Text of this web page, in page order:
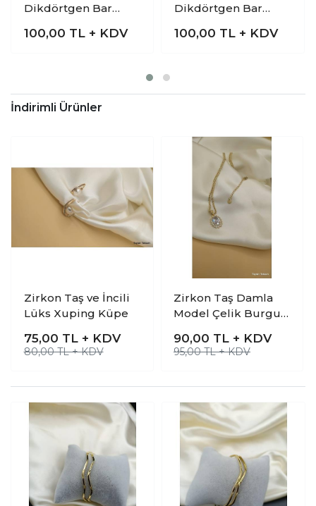
Dikdörtgen Bar
Bileklik
100,00 TL + KDV
Dikdörtgen Bar
Şahmeran Bileklik
100,00 TL + KDV
İndirimli Ürünler
Zirkon Taş ve İncili
Lüks Xuping Küpe
75,00 TL + KDV
80,00 TL + KDV
Zirkon Taş Damla
Model Çelik Burgu
90,00 TL + KDV
95,00 TL + KDV